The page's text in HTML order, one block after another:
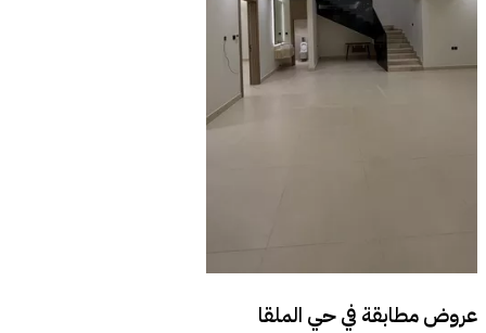
عروض مطابقة فيحي الملقا